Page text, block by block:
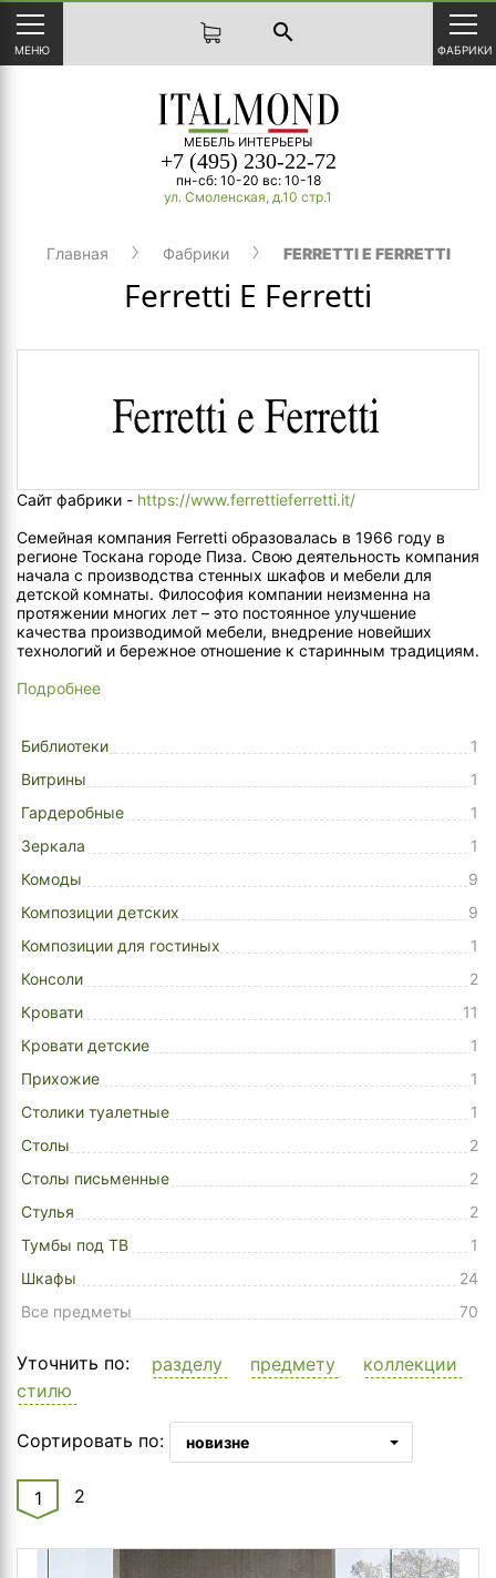
МЕНЮ
search
ФАБРИКИ
МЕБЕЛЬ ИНТЕРЬЕРЫ
+7 (495) 230-22-72
пн-сб: 10-20 вс: 10-18
ул. Смоленская, д.10 стр.1
Главная Фабрики FERRETTI E FERRETTI
Ferretti E Ferretti
Сайт фабрики - https://www.ferrettieferretti.it/
Семейная компания Ferretti образовалась в 1966 году в
регионе Тоскана городе Пиза. Свою деятельность компания
начала с производства стенных шкафов и мебели для
детской комнаты. Философия компании неизменна на
протяжении многих лет – это постоянное улучшение
качества производимой мебели, внедрение новейших
технологий и бережное отношение к старинным традициям.
Подробнее
Библиотеки
1
Витрины
1
Гардеробные
1
Зеркала
1
Комоды
9
Композиции детских
9
Композиции для гостиных
1
Консоли
2
Кровати
11
Кровати детские
1
Прихожие
1
Столики туалетные
1
Столы
2
Столы письменные
2
Стулья
2
Тумбы под ТВ
1
Шкафы
24
Все предметы
70
Уточнить по: разделу предмету
коллекции
стилю
Сортировать по: новизне
1 2